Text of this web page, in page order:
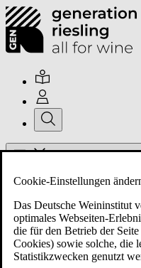
Über uns
Cookie-Einstellungen
Das Deutsche Weininstitut
optimales Webseiten-
die für den Betrieb der
Cookies) sowie solche, die
Statistikzwecken genutzt